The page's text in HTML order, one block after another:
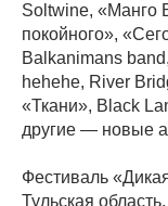
Soltwine, «Манго
покойного»,
Balkanimans
hehehe, River
«Ткани», Black
другие — новые
Фестиваль
Тульская